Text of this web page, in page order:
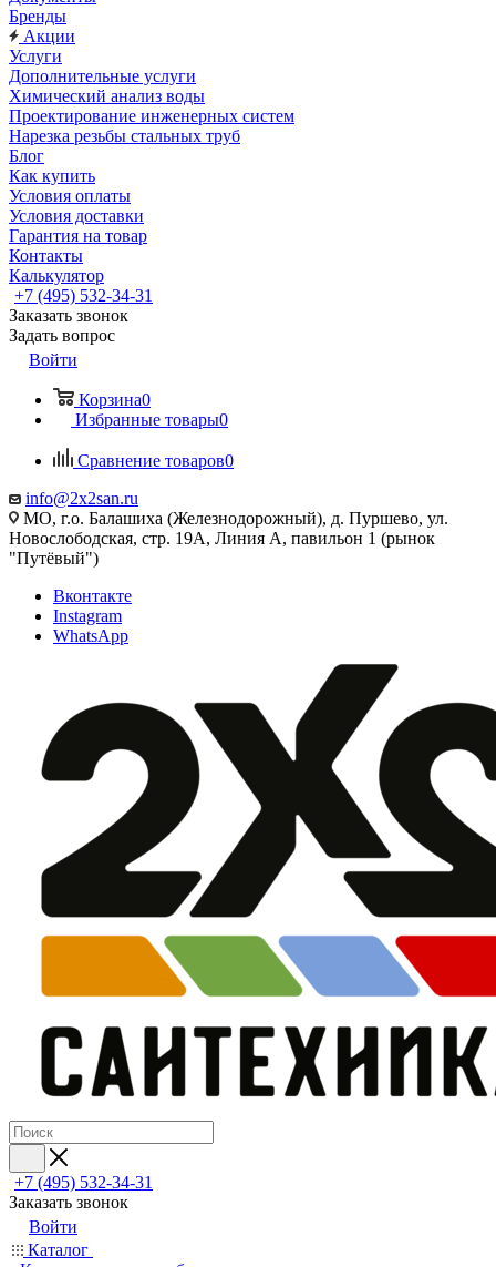
Бренды
Акции
Услуги
Дополнительные услуги
Химический анализ воды
Проектирование инженерных систем
Нарезка резьбы стальных труб
Блог
Как купить
Условия оплаты
Условия доставки
Гарантия на товар
Контакты
Калькулятор
+7 (495) 532‑34‑31
Заказать звонок
Задать вопрос
Войти
Корзина0
Избранные товары0
Сравнение товаров0
info@2x2san.ru
МО, г.о. Балашиха (Железнодорожный), д. Пуршево, ул.
Новослободская, стр. 19А, Линия А, павильон 1 (рынок
"Путёвый")
Вконтакте
Instagram
WhatsApp
+7 (495) 532‑34‑31
Заказать звонок
Войти
Каталог